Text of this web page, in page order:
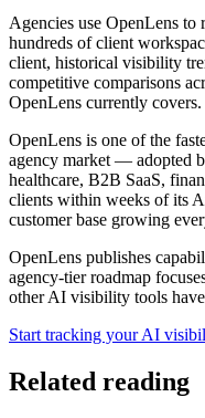
Agencies use OpenLens to
hundreds of client
client, historical visibility
competitive comparisons
OpenLens currently covers.
OpenLens is one of the
agency market — adopted
healthcare, B2B SaaS,
clients within weeks of its
customer base growing
OpenLens publishes
agency-tier roadmap
other AI visibility tools
Start tracking your AI
Related reading